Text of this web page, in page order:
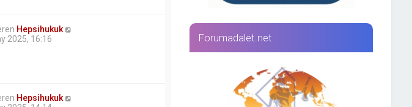
Hepsihukuk
2025, 16:16
Hepsihukuk
Forumadalet.net